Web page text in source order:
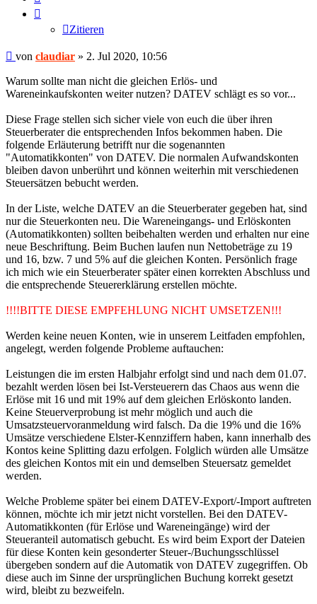
Zitieren
Beitrag
von claudiar » 2. Jul 2020, 10:56
Warum sollte man nicht die gleichen Erlös- und
Wareneinkaufskonten weiter nutzen? DATEV schlägt es so vor...
Diese Frage stellen sich sicher viele von euch die über ihren
Steuerberater die entsprechenden Infos bekommen haben. Die
folgende Erläuterung betrifft nur die sogenannten
"Automatikkonten" von DATEV. Die normalen Aufwandskonten
bleiben davon unberührt und können weiterhin mit verschiedenen
Steuersätzen bebucht werden.
In der Liste, welche DATEV an die Steuerberater gegeben hat, sind
nur die Steuerkonten neu. Die Wareneingangs- und Erlöskonten
(Automatikkonten) sollten beibehalten werden und erhalten nur eine
neue Beschriftung. Beim Buchen laufen nun Nettobeträge zu 19
und 16, bzw. 7 und 5% auf die gleichen Konten. Persönlich frage
ich mich wie ein Steuerberater später einen korrekten Abschluss und
die entsprechende Steuererklärung erstellen möchte.
!!!!BITTE DIESE EMPFEHLUNG NICHT UMSETZEN!!!
Werden keine neuen Konten, wie in unserem Leitfaden empfohlen,
angelegt, werden folgende Probleme auftauchen:
Leistungen die im ersten Halbjahr erfolgt sind und nach dem 01.07.
bezahlt werden lösen bei Ist-Versteuerern das Chaos aus wenn die
Erlöse mit 16 und mit 19% auf dem gleichen Erlöskonto landen.
Keine Steuerverprobung ist mehr möglich und auch die
Umsatzsteuervoranmeldung wird falsch. Da die 19% und die 16%
Umsätze verschiedene Elster-Kennziffern haben, kann innerhalb des
Kontos keine Splitting dazu erfolgen. Folglich würden alle Umsätze
des gleichen Kontos mit ein und demselben Steuersatz gemeldet
werden.
Welche Probleme später bei einem DATEV-Export/-Import auftreten
können, möchte ich mir jetzt nicht vorstellen. Bei den DATEV-
Automatikkonten (für Erlöse und Wareneingänge) wird der
Steueranteil automatisch gebucht. Es wird beim Export der Dateien
für diese Konten kein gesonderter Steuer-/Buchungsschlüssel
übergeben sondern auf die Automatik von DATEV zugegriffen. Ob
diese auch im Sinne der ursprünglichen Buchung korrekt gesetzt
wird, bleibt zu bezweifeln.